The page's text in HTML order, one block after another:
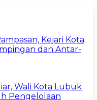
Kejari Kota
dan Antar-
Wali Kota Lubuk
Pengelolaan